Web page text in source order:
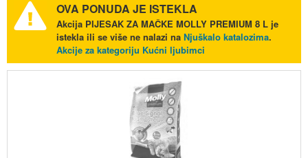
OVA PONUDA JE ISTEKLA
Akcija PIJESAK ZA MAČKE MOLLY PREMIUM 8 Lje
istekla ili se više ne nalazi na Njuškalo katalozima.
Akcije za kategoriju Kućni ljubimci